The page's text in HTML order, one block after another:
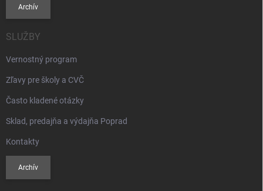
Archív
SLUŽBY
Vernostný program
Zľavy pre školy a CVČ
Často kladené otázky
Sklad, predajňa a výdajňa Poprad
Kontakty
Archív